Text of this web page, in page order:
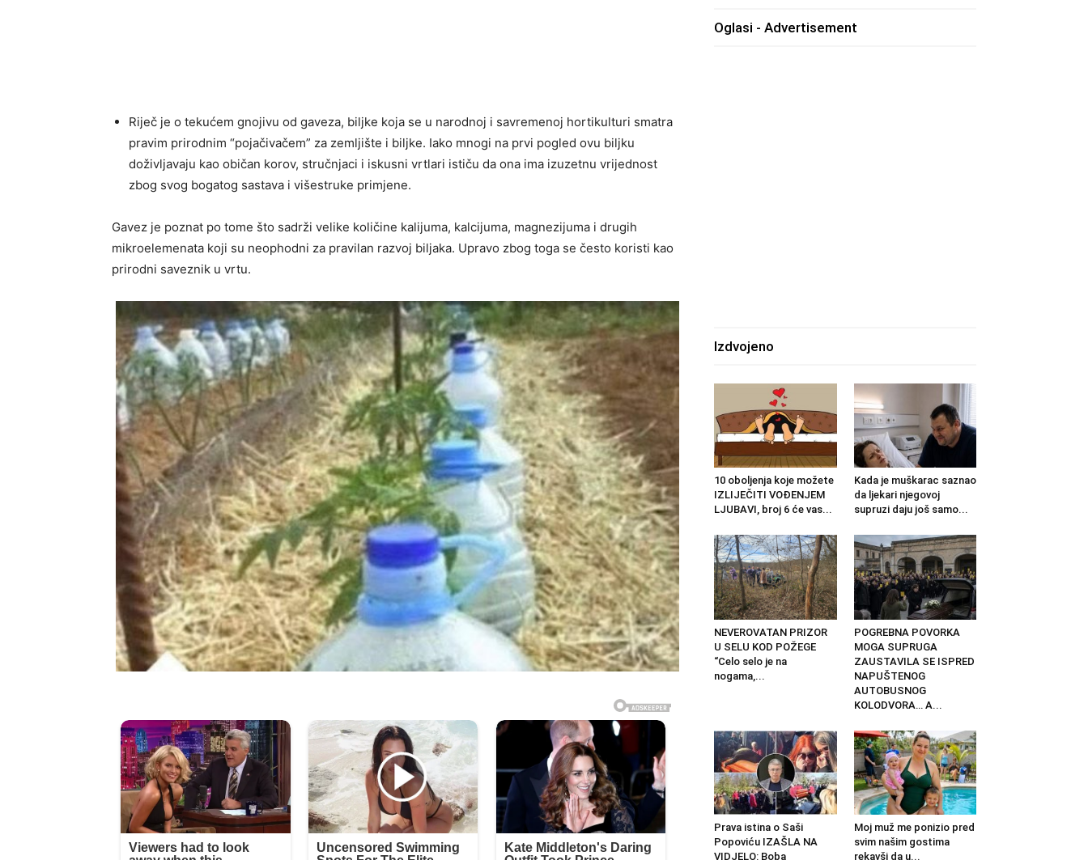
Riječ je o tekućem gnojivu od gaveza, biljke koja se u narodnoj i savremenoj hortikulturi smatra
pravim prirodnim “pojačivačem” za zemljište i biljke. Iako mnogi na prvi pogled ovu biljku
doživljavaju kao običan korov, stručnjaci i iskusni vrtlari ističu da ona ima izuzetnu vrijednost
zbog svog bogatog sastava i višestruke primjene.
Gavez je poznat po tome što sadrži velike količine kalijuma, kalcijuma, magnezijuma i drugih
mikroelemenata koji su neophodni za pravilan razvoj biljaka. Upravo zbog toga se često koristi kao
prirodni saveznik u vrtu.
Oglasi - Advertisement
Izdvojeno
10 oboljenja koje možete
IZLIJEČITI VOĐENJEM
LJUBAVI, broj 6 će vas...
Kada je muškarac saznao
da ljekari njegovoj
supruzi daju još samo...
NEVEROVATAN PRIZOR
U SELU KOD POŽEGE
“Celo selo je na
nogama,...
POGREBNA POVORKA
MOGA SUPRUGA
ZAUSTAVILA SE ISPRED
NAPUŠTENOG
AUTOBUSNOG
KOLODVORA… A...
Prava istina o Saši
Popoviću IZAŠLA NA
VIDJELO: Boba
Moj muž me ponizio pred
svim našim gostima
rekavši da u...